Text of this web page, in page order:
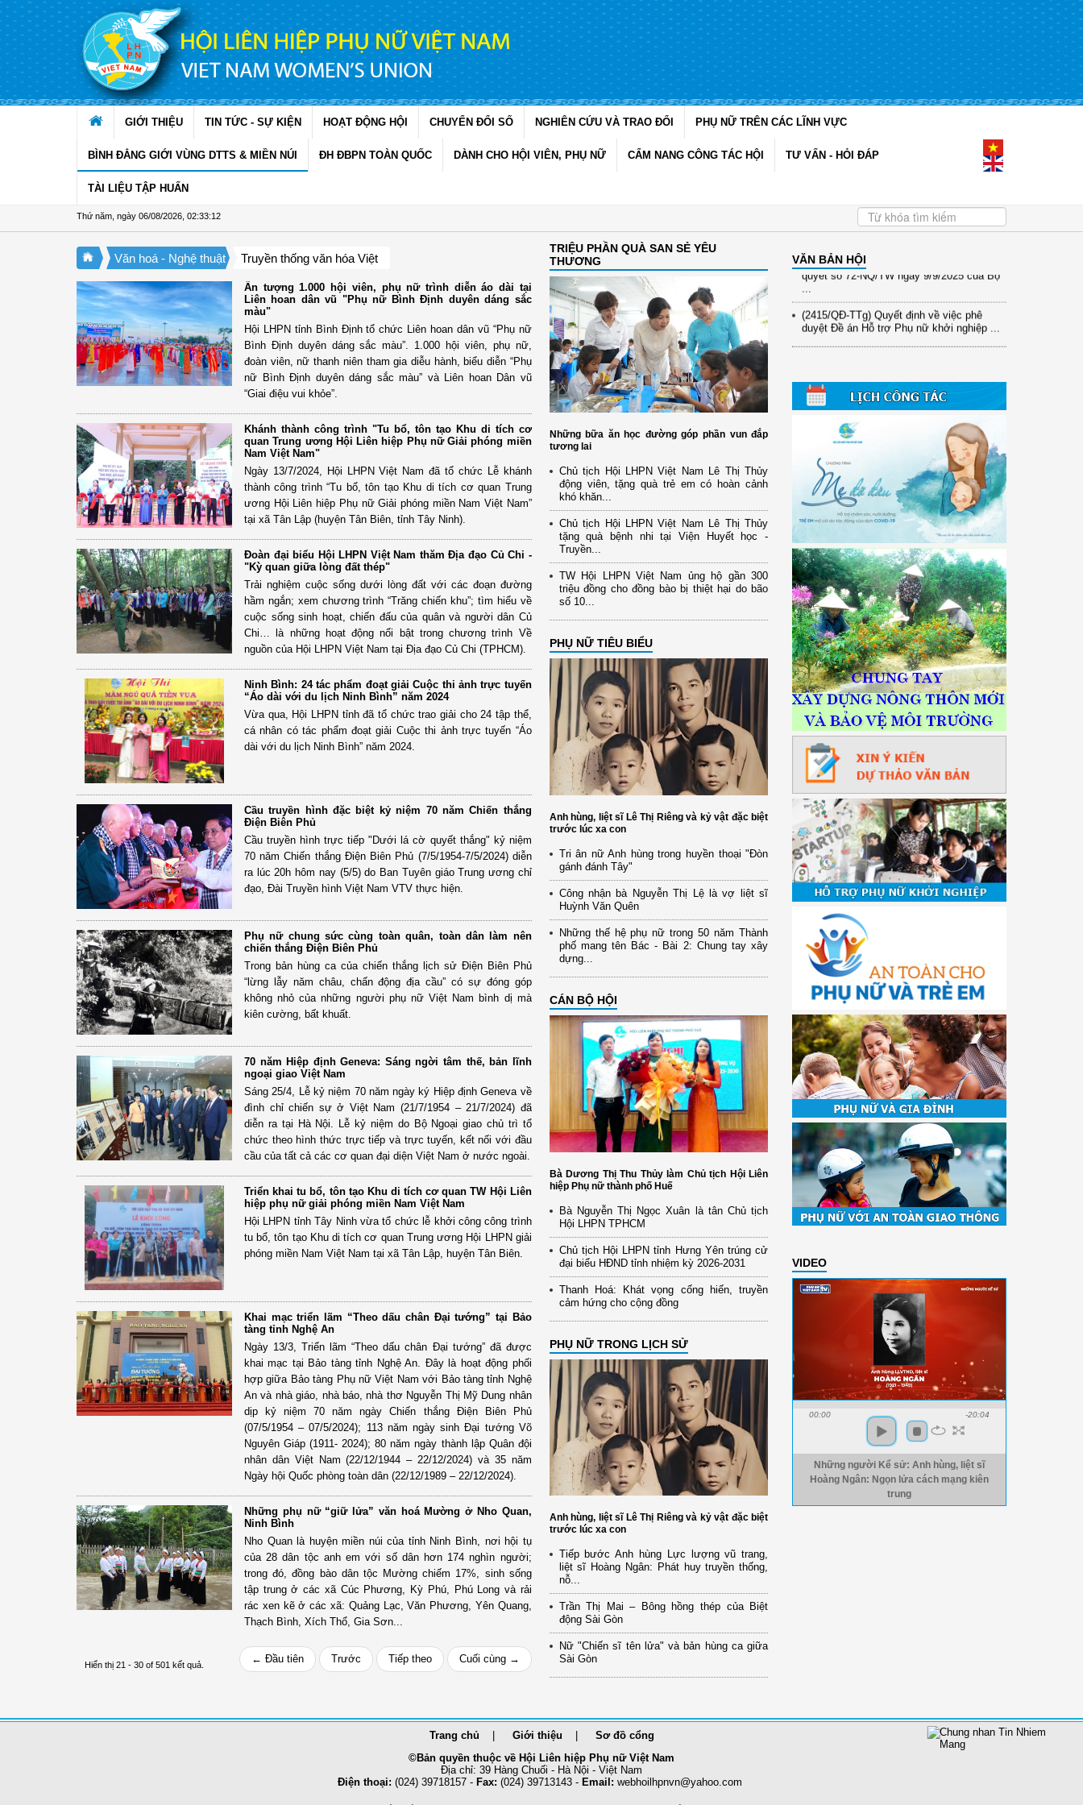
Truy cập nội dung luôn
GIỚI THIỆU TIN TỨC - SỰ KIỆN HOẠT ĐỘNG HỘI CHUYỂN ĐỔI SỐ NGHIÊN CỨU VÀ TRAO ĐỔI PHỤ NỮ TRÊN CÁC LĨNH VỰC
BÌNH ĐẲNG GIỚI VÙNG DTTS & MIỀN NÚI ĐH ĐBPN TOÀN QUỐC DÀNH CHO HỘI VIÊN, PHỤ NỮ CẨM NANG CÔNG TÁC HỘI TƯ VẤN - HỎI ĐÁP
TÀI LIỆU TẬP HUẤN
Thứ năm, ngày 06/08/2026 02:33:13
Văn hoá - Nghệ thuật Truyền thống văn hóa Việt
Ấn tượng 1.000 hội viên, phụ nữ trình diễn áo dài tại
Liên hoan dân vũ "Phụ nữ Bình Định duyên dáng sắc
màu"
Hội LHPN tỉnh Bình Định tổ chức Liên hoan dân vũ “Phụ nữ
Bình Định duyên dáng sắc màu”. 1.000 hội viên, phụ nữ,
đoàn viên, nữ thanh niên tham gia diễu hành, biểu diễn “Phụ
nữ Bình Định duyên dáng sắc màu” và Liên hoan Dân vũ
“Giai điệu vui khỏe”.
Khánh thành công trình "Tu bổ, tôn tạo Khu di tích cơ
quan Trung ương Hội Liên hiệp Phụ nữ Giải phóng miền
Nam Việt Nam"
Ngày 13/7/2024, Hội LHPN Việt Nam đã tổ chức Lễ khánh
thành công trình “Tu bổ, tôn tạo Khu di tích cơ quan Trung
ương Hội Liên hiệp Phụ nữ Giải phóng miền Nam Việt Nam”
tại xã Tân Lập (huyện Tân Biên, tỉnh Tây Ninh).
Đoàn đại biểu Hội LHPN Việt Nam thăm Địa đạo Củ Chi -
"Kỳ quan giữa lòng đất thép"
Trải nghiệm cuộc sống dưới lòng đất với các đoạn đường
hầm ngắn; xem chương trình “Trăng chiến khu”; tìm hiểu về
cuộc sống sinh hoạt, chiến đấu của quân và người dân Củ
Chi… là những hoạt động nổi bật trong chương trình Về
nguồn của Hội LHPN Việt Nam tại Địa đạo Củ Chi (TPHCM).
Ninh Bình: 24 tác phẩm đoạt giải Cuộc thi ảnh trực tuyến
“Áo dài với du lịch Ninh Bình” năm 2024
Vừa qua, Hội LHPN tỉnh đã tổ chức trao giải cho 24 tập thể,
cá nhân có tác phẩm đoạt giải Cuộc thi ảnh trực tuyến “Áo
dài với du lịch Ninh Bình” năm 2024.
Cầu truyền hình đặc biệt kỷ niệm 70 năm Chiến thắng
Điện Biên Phủ
Cầu truyền hình trực tiếp "Dưới lá cờ quyết thắng" kỷ niệm
70 năm Chiến thắng Điện Biên Phủ (7/5/1954-7/5/2024) diễn
ra lúc 20h hôm nay (5/5) do Ban Tuyên giáo Trung ương chỉ
đạo, Đài Truyền hình Việt Nam VTV thực hiện.
Phụ nữ chung sức cùng toàn quân, toàn dân làm nên
chiến thắng Điện Biên Phủ
Trong bản hùng ca của chiến thắng lịch sử Điện Biên Phủ
“lừng lẫy năm châu, chấn động địa cầu” có sự đóng góp
không nhỏ của những người phụ nữ Việt Nam bình dị mà
kiên cường, bất khuất.
70 năm Hiệp định Geneva: Sáng ngời tâm thế, bản lĩnh
ngoại giao Việt Nam
Sáng 25/4, Lễ kỷ niệm 70 năm ngày ký Hiệp định Geneva về
đình chỉ chiến sự ở Việt Nam (21/7/1954 – 21/7/2024) đã
diễn ra tại Hà Nội. Lễ kỷ niệm do Bộ Ngoại giao chủ trì tổ
chức theo hình thức trực tiếp và trực tuyến, kết nối với đầu
cầu của tất cả các cơ quan đại diện Việt Nam ở nước ngoài.
Triển khai tu bổ, tôn tạo Khu di tích cơ quan TW Hội Liên
hiệp phụ nữ giải phóng miền Nam Việt Nam
Hội LHPN tỉnh Tây Ninh vừa tổ chức lễ khởi công công trình
tu bổ, tôn tạo Khu di tích cơ quan Trung ương Hội LHPN giải
phóng miền Nam Việt Nam tại xã Tân Lập, huyện Tân Biên.
Khai mạc triển lãm “Theo dấu chân Đại tướng” tại Bảo
tàng tỉnh Nghệ An
Ngày 13/3, Triển lãm “Theo dấu chân Đại tướng” đã được
khai mạc tại Bảo tàng tỉnh Nghệ An. Đây là hoạt động phối
hợp giữa Bảo tàng Phụ nữ Việt Nam với Bảo tàng tỉnh Nghệ
An và nhà giáo, nhà báo, nhà thơ Nguyễn Thị Mỹ Dung nhân
dịp kỷ niệm 70 năm ngày Chiến thắng Điện Biên Phủ
(07/5/1954 – 07/5/2024); 113 năm ngày sinh Đại tướng Võ
Nguyên Giáp (1911- 2024); 80 năm ngày thành lập Quân đội
nhân dân Việt Nam (22/12/1944 – 22/12/2024) và 35 năm
Ngày hội Quốc phòng toàn dân (22/12/1989 – 22/12/2024).
Những phụ nữ “giữ lửa” văn hoá Mường ở Nho Quan,
Ninh Bình
Nho Quan là huyện miền núi của tỉnh Ninh Bình, nơi hội tụ
của 28 dân tộc anh em với số dân hơn 174 nghìn người;
trong đó, đồng bào dân tộc Mường chiếm 17%, sinh sống
tập trung ở các xã Cúc Phương, Kỳ Phú, Phú Long và rải
rác xen kẽ ở các xã: Quảng Lạc, Văn Phương, Yên Quang,
Thạch Bình, Xích Thổ, Gia Sơn...
Hiển thị 21 - 30 of 501 kết quả. ← Đầu tiên Trước Tiếp theo Cuối cùng →
TRIỆU PHẦN QUÀ SAN SẺ YÊU
THƯƠNG
Những bữa ăn học đường góp phần vun đắp
tương lai
Chủ tịch Hội LHPN Việt Nam Lê Thị Thủy
động viên, tặng quà trẻ em có hoàn cảnh
khó khăn...
Chủ tịch Hội LHPN Việt Nam Lê Thị Thủy
tặng quà bệnh nhi tại Viện Huyết học -
Truyền...
TW Hội LHPN Việt Nam ủng hộ gần 300
triệu đồng cho đồng bào bị thiệt hại do bão
số 10...
PHỤ NỮ TIÊU BIỂU
Anh hùng, liệt sĩ Lê Thị Riêng và kỷ vật đặc biệt
trước lúc xa con
Tri ân nữ Anh hùng trong huyền thoại "Đòn
gánh đánh Tây"
Công nhận bà Nguyễn Thị Lệ là vợ liệt sĩ
Huỳnh Văn Quên
Những thế hệ phụ nữ trong 50 năm Thành
phố mang tên Bác - Bài 2: Chung tay xây
dựng...
CÁN BỘ HỘI
Bà Dương Thị Thu Thủy làm Chủ tịch Hội Liên
hiệp Phụ nữ thành phố Huế
Bà Nguyễn Thị Ngọc Xuân là tân Chủ tịch
Hội LHPN TPHCM
Chủ tịch Hội LHPN tỉnh Hưng Yên trúng cử
đại biểu HĐND tỉnh nhiệm kỳ 2026-2031
Thanh Hoá: Khát vọng cống hiến, truyền
cảm hứng cho cộng đồng
PHỤ NỮ TRONG LỊCH SỬ
Anh hùng, liệt sĩ Lê Thị Riêng và kỷ vật đặc biệt
trước lúc xa con
Tiếp bước Anh hùng Lực lượng vũ trang,
liệt sĩ Hoàng Ngân: Phát huy truyền thống,
nỗ...
Trần Thị Mai – Bông hồng thép của Biệt
động Sài Gòn
Nữ "Chiến sĩ tên lửa" và bản hùng ca giữa
Sài Gòn
VĂN BẢN HỘI
(12/TB-HĐKH) V/v đăng ký, đề xuất nhiệm
(898/KH/ĐCT) Kế hoạch thực hiện Quyết
Chương trình mục tiêu quốc gia xây dựng
...
(891/KH-ĐCT) Kế hoạch thực hiện Nghị
quyết số 72-NQ/TW ngày 9/9/2025 của Bộ
...
(2415/QĐ-TTg) Quyết định về việc phê
duyệt Đề án Hỗ trợ Phụ nữ khởi nghiệp ...
VIDEO
00:00 -20:04
Những người Kể sử: Anh hùng, liệt sĩ
Hoàng Ngân: Ngọn lửa cách mạng kiên
trung
Trang chủ Giới thiệu
Sơ đồ cổng
©Bản quyền thuộc về Hội Liên hiệp Phụ nữ Việt Nam
Địa chỉ: 39 Hàng Chuối - Hà Nội - Việt Nam
Điện thoại: (024) 39718157 - Fax: (024) 39713143 - Email: webhoilhpnvn@yahoo.com